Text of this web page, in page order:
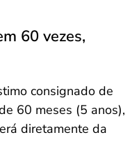
60 vezes,
consignado de
60 meses (5 anos),
diretamente da